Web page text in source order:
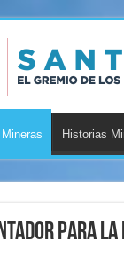
Historias
para